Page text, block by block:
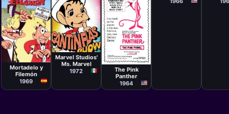
Serie
Mortadelo y
Filemón
1969
Serie
Marvel Studios'
Ms. Marvel
1972
Serie
The Pink
Panther
1964